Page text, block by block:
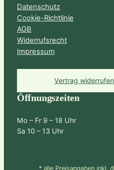
Datenschutz
Cookie-Richtlinie
AGB
Widerrufsrecht
Impressum
Vertrag widerrufen
Öffnungszeiten
Mo – Fr 9 – 18 Uhr
Sa 10 – 13 Uhr
* alle Preisangaben inkl.